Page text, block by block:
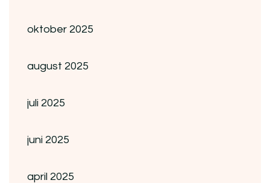
oktober 2025
august 2025
juli 2025
juni 2025
april 2025